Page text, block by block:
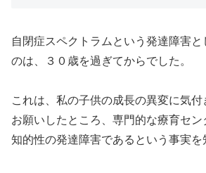
自閉症スペクトラムという発達障害
のは、３０歳を過ぎてからでした。
これは、私の子供の成長の異変に気
お願いしたところ、専門的な療育セン
知的性の発達障害であるという事実を